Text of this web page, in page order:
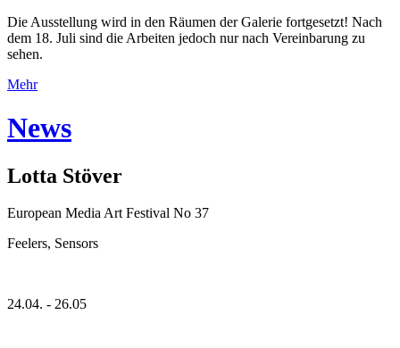
Die Ausstellung wird in den Räumen der Galerie fortgesetzt! Nach
dem 18. Juli sind die Arbeiten jedoch nur nach Vereinbarung zu
sehen.
Mehr
News
Lotta Stöver
European Media Art Festival No 37
Feelers, Sensors
24.04. - 26.05